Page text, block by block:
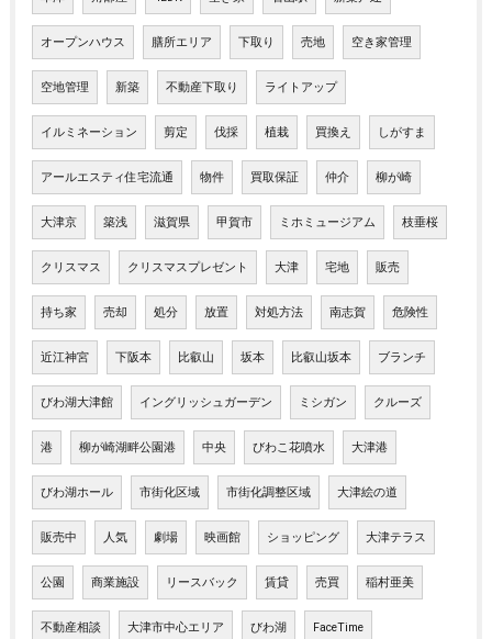
オープンハウス 膳所エリア 下取り 売地 空き家管理
空地管理 新築 不動産下取り ライトアップ
イルミネーション 剪定 伐採 植栽 買換え しがすま
アールエスティ住宅流通 物件 買取保証 仲介 柳が崎
大津京 築浅 滋賀県 甲賀市 ミホミュージアム 枝垂桜
クリスマス クリスマスプレゼント 大津 宅地 販売
持ち家 売却 処分 放置 対処方法 南志賀 危険性
近江神宮 下阪本 比叡山 坂本 比叡山坂本 ブランチ
びわ湖大津館 イングリッシュガーデン ミシガン クルーズ
港 柳が崎湖畔公園港 中央 びわこ花噴水 大津港
びわ湖ホール 市街化区域 市街化調整区域 大津絵の道
販売中 人気 劇場 映画館 ショッピング 大津テラス
公園 商業施設 リースバック 賃貸 売買 稲村亜美
不動産相談 大津市中心エリア びわ湖 FaceTime